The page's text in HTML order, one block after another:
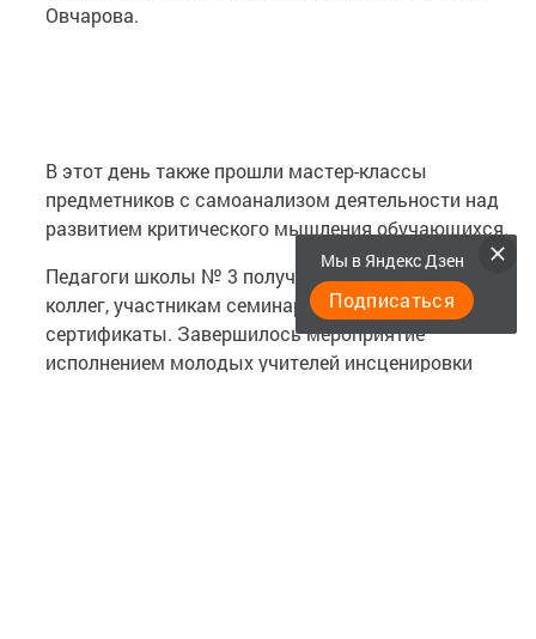
Овчарова.
В этот день также прошли мастер-классы
предметников с самоанализом деятельности над
развитием критического мышления обучающихся.
Педагоги школы № 3 получили высокую оценку
коллег, участникам семинара вручены
сертификаты. Завершилось мероприятие
исполнением молодых учителей инсценировки
Мы в Яндекс Дзен
Подписаться